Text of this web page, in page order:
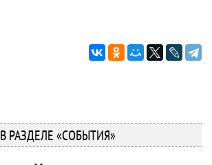
В РАЗДЕЛЕ «СОБЫТИЯ»